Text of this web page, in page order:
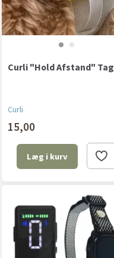
Curli "Hold Afstand" Tag
Curli
15,00
Læg i kurv